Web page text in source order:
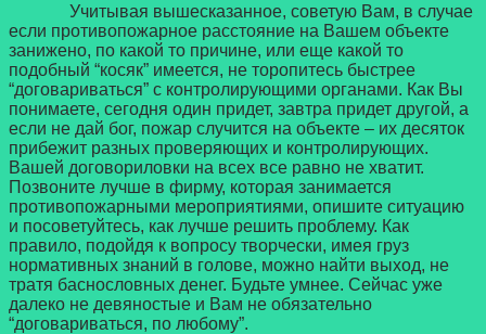
Учитывая вышесказанное, советую Вам, в случае
если противопожарное расстояние на Вашем объекте
занижено, по какой то причине, или еще какой то
подобный “косяк” имеется, не торопитесь быстрее
“договариваться” с контролирующими органами. Как Вы
понимаете, сегодня один придет, завтра придет другой, а
если не дай бог, пожар случится на объекте – их десяток
прибежит разных проверяющих и контролирующих.
Вашей договориловки на всех все равно не хватит.
Позвоните лучше в фирму, которая занимается
противопожарными мероприятиями, опишите ситуацию
и посоветуйтесь, как лучше решить проблему. Как
правило, подойдя к вопросу творчески, имея груз
нормативных знаний в голове, можно найти выход, не
тратя баснословных денег. Будьте умнее. Сейчас уже
далеко не девяностые и Вам не обязательно
“договариваться, по любому”.